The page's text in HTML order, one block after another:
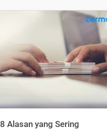
8 Alasan yang Sering